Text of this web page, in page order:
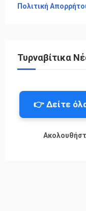
Πολιτική
Τυρναβίτικα
👉 Δείτε